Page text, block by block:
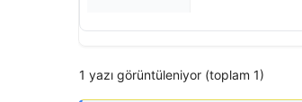
1 yazı görüntüleniyor (toplam 1)